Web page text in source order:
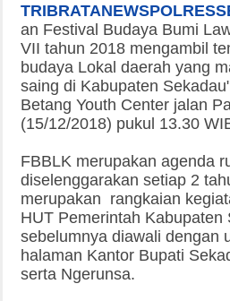
an Festival Budaya Bumi
VII tahun 2018 mengambil
budaya Lokal daerah yang
saing di Kabupaten
Betang Youth Center jalan
(15/12/2018) pukul 13.30
FBBLK merupakan agenda
diselenggarakan setiap 2
merupakan rangkaian
HUT Pemerintah Kabupaten
sebelumnya diawali dengan
halaman Kantor Bupati
serta Ngerunsa.